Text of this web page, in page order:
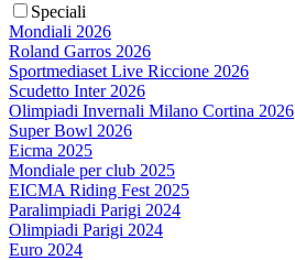
Speciali
Mondiali 2026
Roland Garros 2026
Sportmediaset Live Riccione 2026
Scudetto Inter 2026
Olimpiadi Invernali Milano Cortina 2026
Super Bowl 2026
Eicma 2025
Mondiale per club 2025
EICMA Riding Fest 2025
Paralimpiadi Parigi 2024
Olimpiadi Parigi 2024
Euro 2024